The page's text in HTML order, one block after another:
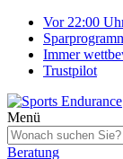
Vor 22:00
Immer
Trustpilot
Menü
Beratung